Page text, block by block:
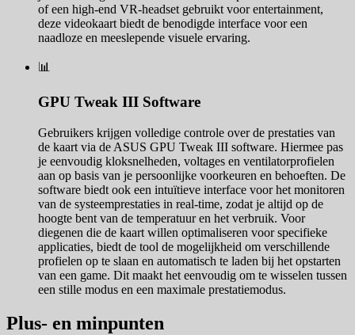
of een high-end VR-headset gebruikt voor entertainment,
deze videokaart biedt de benodigde interface voor een
naadloze en meeslepende visuele ervaring.
📊
GPU Tweak III Software
Gebruikers krijgen volledige controle over de prestaties van
de kaart via de ASUS GPU Tweak III software. Hiermee pas
je eenvoudig kloksnelheden, voltages en ventilatorprofielen
aan op basis van je persoonlijke voorkeuren en behoeften. De
software biedt ook een intuïtieve interface voor het monitoren
van de systeemprestaties in real-time, zodat je altijd op de
hoogte bent van de temperatuur en het verbruik. Voor
diegenen die de kaart willen optimaliseren voor specifieke
applicaties, biedt de tool de mogelijkheid om verschillende
profielen op te slaan en automatisch te laden bij het opstarten
van een game. Dit maakt het eenvoudig om te wisselen tussen
een stille modus en een maximale prestatiemodus.
Plus- en minpunten